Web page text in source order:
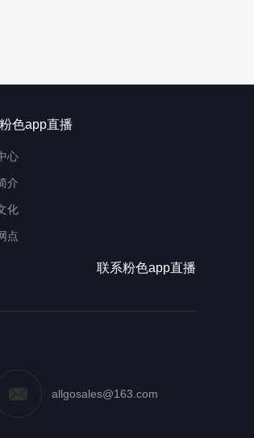
色app直播
心
介
化
点
联系粉色app直播
allgosales@163.com